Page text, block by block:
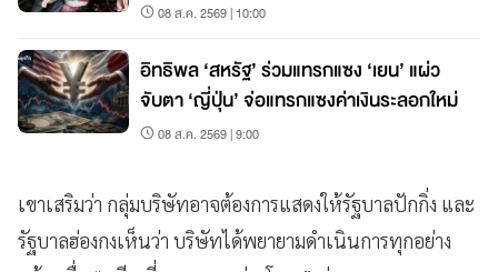
08 ส.ค. 2569 | 10:00
อิทธิพล ‘สหรัฐ’ ร่วมแทรกแซง ‘เยน’ แผ่ว
จับตา ‘ญี่ปุ่น’ จ่อแทรกแซงค่าเงินระลอกใหม่
08 ส.ค. 2569 | 9:00
เขาเสริมว่า กลุ่มบริษัทอาจต้องการแสดงให้รัฐบาลปักกิ่ง และ
รัฐบาลฮ่องกงเห็นว่า บริษัทได้พยายามดำเนินการทุกอย่าง